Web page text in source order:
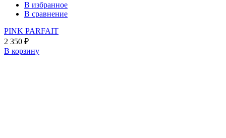
В избранное
В сравнение
PINK PARFAIT
2 350 ₽
В корзину